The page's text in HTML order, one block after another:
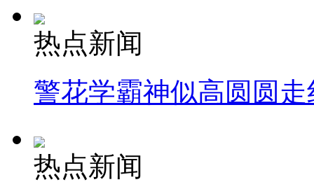
热点新闻
警花学霸神似高圆圆走
热点新闻